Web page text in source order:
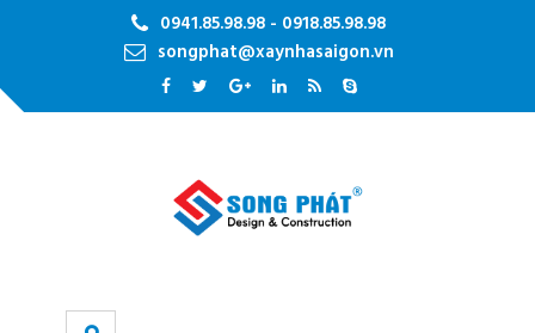
0941.85.98.98 - 0918.85.98.98
songphat@xaynhasaigon.vn